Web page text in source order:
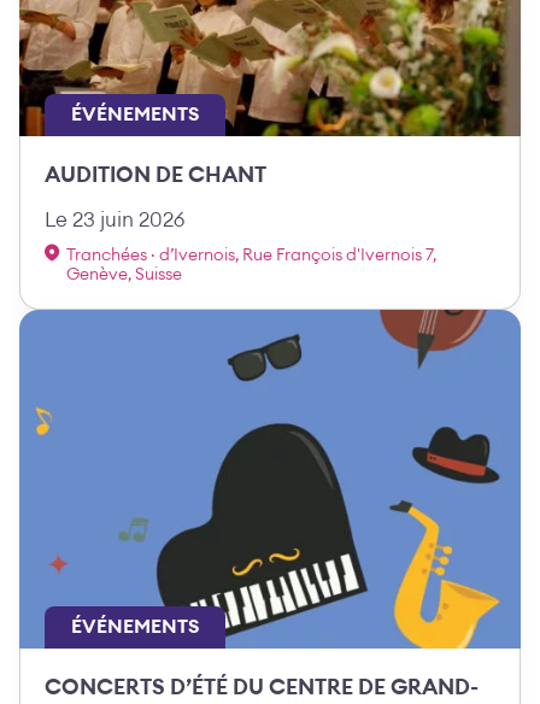
ÉVÉNEMENTS
AUDITION DE CHANT
Le 23 juin 2026
Tranchées · d’Ivernois, Rue François d'Ivernois 7,
Genève, Suisse
ÉVÉNEMENTS
CONCERTS D’ÉTÉ DU CENTRE DE GRAND-